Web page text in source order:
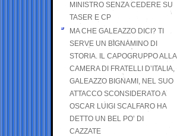
MINISTRO SENZA CEDERE SU
TASER E CP
MA CHE GALEAZZO DICI? TI
SERVE UN BIGNAMINO DI
STORIA. IL CAPOGRUPPO ALLA
CAMERA DI FRATELLI D’ITALIA,
GALEAZZO BIGNAMI, NEL SUO
ATTACCO SCONSIDERATO A
OSCAR LUIGI SCALFARO HA
DETTO UN BEL PO’ DI
CAZZATE